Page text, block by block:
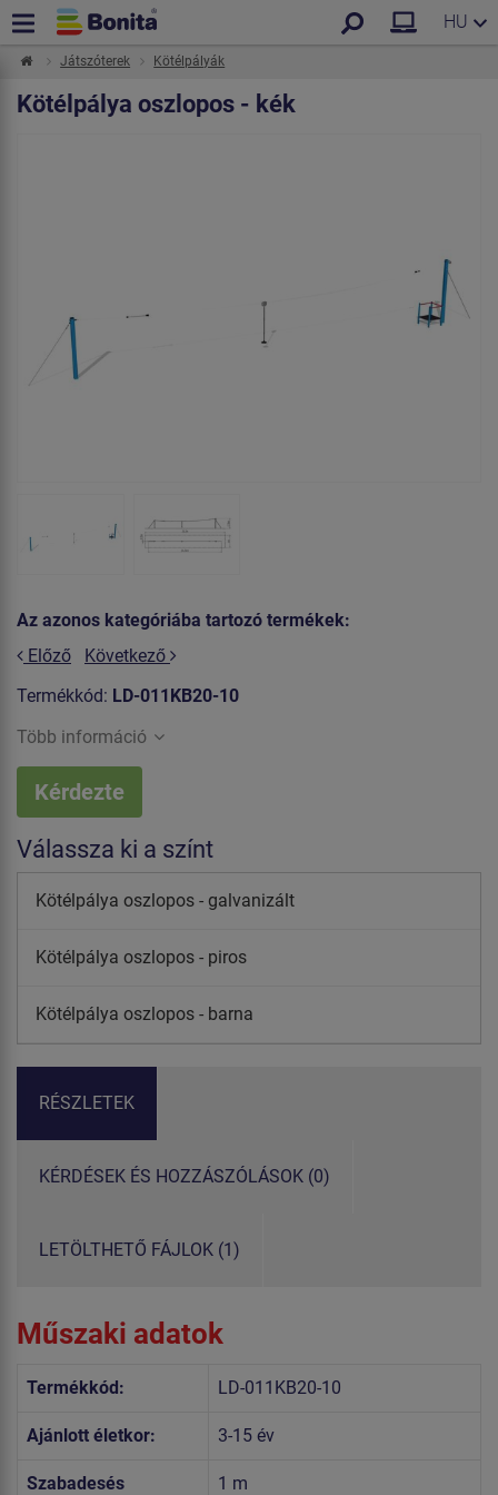
HU
Játszóterek Kötélpályák
Kötélpálya oszlopos - kék
Az azonos kategóriába tartozó termékek:
Előző
Következő
Termékkód: LD-011KB20-10
Több információ
Kérdezte
Válassza ki a színt
Kötélpálya oszlopos - galvanizált
Kötélpálya oszlopos - piros
Kötélpálya oszlopos - barna
RÉSZLETEK
KÉRDÉSEK ÉS HOZZÁSZÓLÁSOK (0)
LETÖLTHETŐ FÁJLOK (1)
Műszaki adatok
Termékkód: LD-011KB20-10
Ajánlott életkor: 3-15 év
Szabadesés
1 m